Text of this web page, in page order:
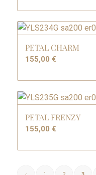
PETAL CHARM
155,00 €
PETAL FRENZY
155,00 €